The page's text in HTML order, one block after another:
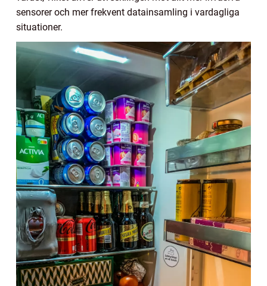
sensorer och mer frekvent datainsamling i vardagliga
situationer.